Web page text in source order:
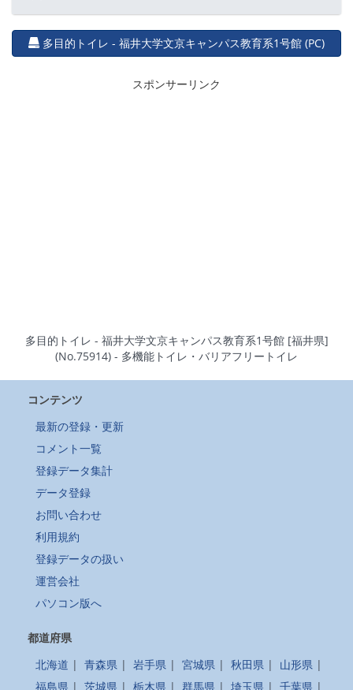
多目的トイレ - 福井大学文京キャンパス教育系1号館 (PC)
スポンサーリンク
多目的トイレ - 福井大学文京キャンパス教育系1号館 [福井県]
(No.75914) - 多機能トイレ・バリアフリートイレ
コンテンツ
最新の登録・更新
コメント一覧
登録データ集計
データ登録
お問い合わせ
利用規約
登録データの扱い
運営会社
パソコン版へ
都道府県
北海道 | 青森県 | 岩手県 | 宮城県 | 秋田県 | 山形県 |
福島県 | 茨城県 | 栃木県 | 群馬県 | 埼玉県 | 千葉県 |